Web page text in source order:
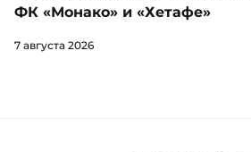
ФК «Монако» и «Хетафе»
7 августа 2026